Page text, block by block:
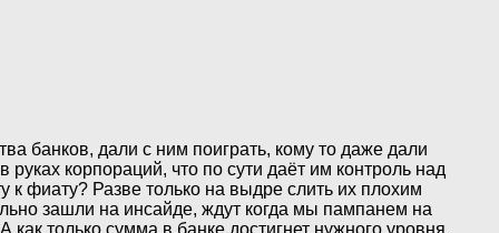
банков, дали с ним поиграть, кому то даже дали
корпораций, что по сути даёт им контроль над
фиату? Разве только на выдре слить их плохим
зашли на инсайде, ждут когда мы пампанем на
только сумма в банке достигнет нужного уровня,